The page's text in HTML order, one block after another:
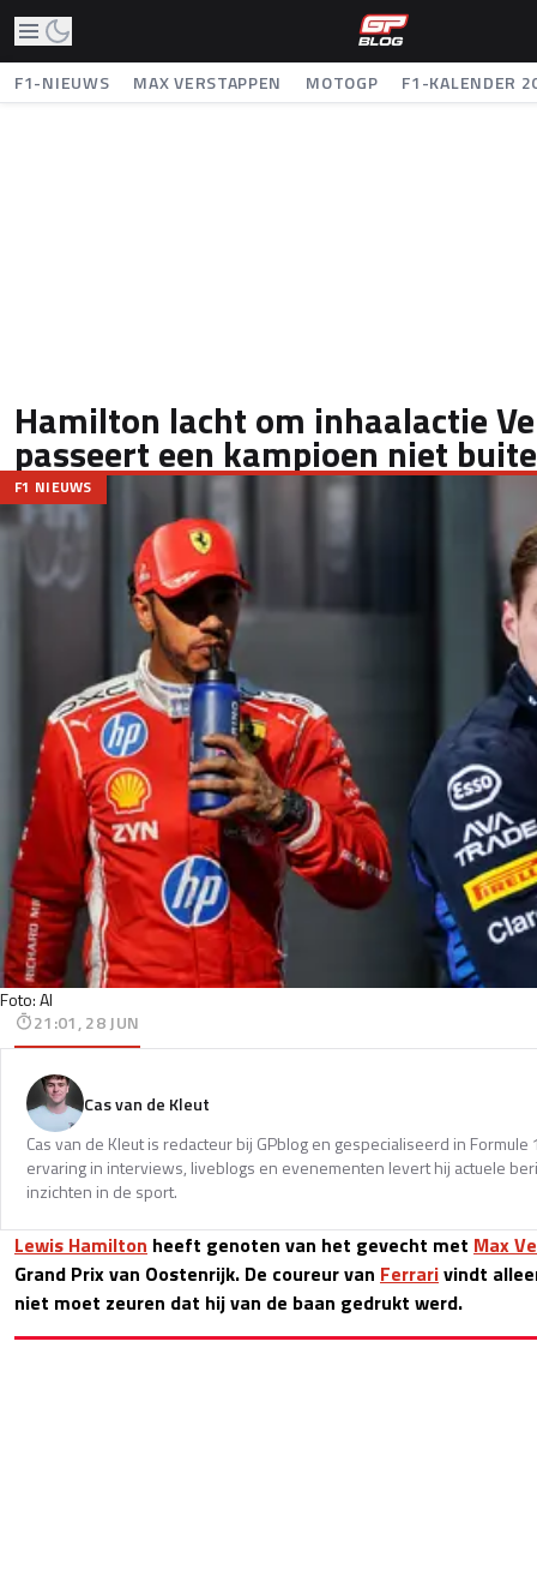
F1-NIEUWS MAX VERSTAPPEN MOTOGP F1-KALENDER
Hamilton lacht om inhaalactie
passeert een kampioen niet
Foto: AI
F1 NIEUWS
21:01, 28 JUN
Cas van de Kleut
Cas van de Kleut is redacteur bij GPblog en gespecialiseerd in
ervaring in interviews, liveblogs en evenementen levert hij actuele
inzichten in de sport.
Lewis Hamilton heeft genoten van het gevecht met Max
Grand Prix van Oostenrijk. De coureur van Ferrarivindt
niet moet zeuren dat hij van de baan gedrukt werd.